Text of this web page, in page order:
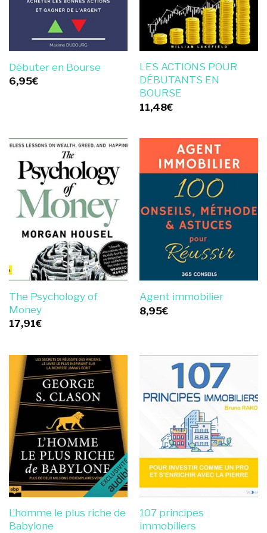
Débuter en Bourse
6,95€
LES ACTIONS POUR
DÉBUTANTS EN
BOURSE
11,48€
The Psychology of
Money
17,91€
Agent immobilier
8,95€
L’homme le plus riche de
Babylone
107 principes
immobiliers